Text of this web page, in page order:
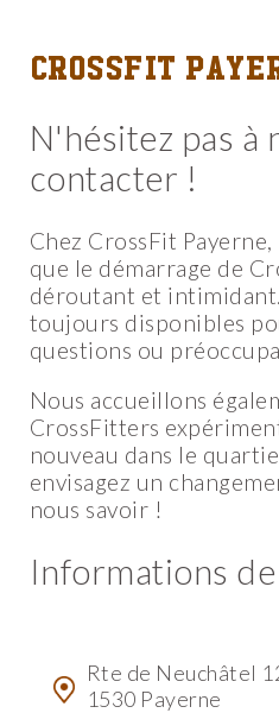
CrossFit
N'hésitez pas à
contacter !
Chez CrossFit
que le démarrage de
déroutant et
toujours disponibles
questions ou
Nous accueillons
CrossFitters
nouveau dans le
envisagez un
nous savoir !
Informations
Rte de Neuchâtel
1530 Payerne